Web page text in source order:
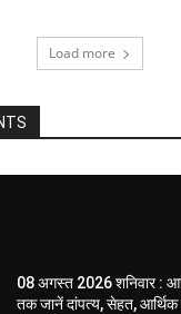
Load more
08 अगस्त 2026 शनिवार :
तक जानें दांपत्य, सेहत, आर्थिक